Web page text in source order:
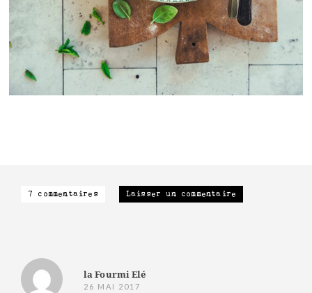
7 commentaires Laisser un commentaire
la Fourmi Elé
26 MAI 2017